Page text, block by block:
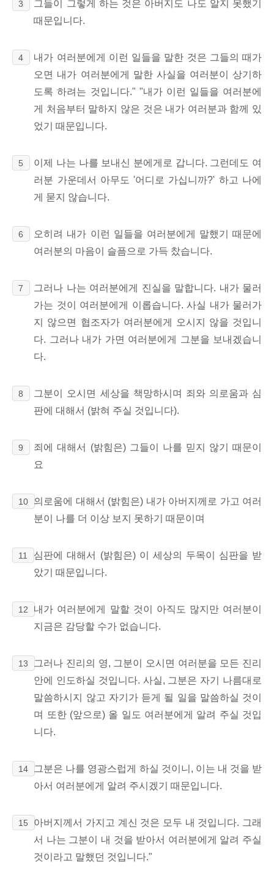
3
그들이 그렇게 하는 것은 아버지도 나도 알지 못했기
때문입니다.
4
내가 여러분에게 이런 일들을 말한 것은 그들의 때가
오면 내가 여러분에게 말한 사실을 여러분이 상기하
도록 하려는 것입니다." "내가 이런 일들을 여러분에
게 처음부터 말하지 않은 것은 내가 여러분과 함께 있
었기 때문입니다.
5
이제 나는 나를 보내신 분에게로 갑니다. 그런데도 여
러분 가운데서 아무도 '어디로 가십니까?' 하고 나에
게 묻지 않습니다.
6
오히려 내가 이런 일들을 여러분에게 말했기 때문에
여러분의 마음이 슬픔으로 가득 찼습니다.
7
그러나 나는 여러분에게 진실을 말합니다. 내가 물러
가는 것이 여러분에게 이롭습니다. 사실 내가 물러가
지 않으면 협조자가 여러분에게 오시지 않을 것입니
다. 그러나 내가 가면 여러분에게 그분을 보내겠습니
다.
8
그분이 오시면 세상을 책망하시며 죄와 의로움과 심
판에 대해서 (밝혀 주실 것입니다).
9
죄에 대해서 (밝힘은) 그들이 나를 믿지 않기 때문이
요
10
의로움에 대해서 (밝힘은) 내가 아버지께로 가고 여러
분이 나를 더 이상 보지 못하기 때문이며
11
심판에 대해서 (밝힘은) 이 세상의 두목이 심판을 받
았기 때문입니다.
12
내가 여러분에게 말할 것이 아직도 많지만 여러분이
지금은 감당할 수가 없습니다.
13
그러나 진리의 영, 그분이 오시면 여러분을 모든 진리
안에 인도하실 것입니다. 사실, 그분은 자기 나름대로
말씀하시지 않고 자기가 듣게 될 일을 말씀하실 것이
며 또한 (앞으로) 올 일도 여러분에게 알려 주실 것입
니다.
14
그분은 나를 영광스럽게 하실 것이니, 이는 내 것을 받
아서 여러분에게 알려 주시겠기 때문입니다.
15
아버지께서 가지고 계신 것은 모두 내 것입니다. 그래
서 나는 그분이 내 것을 받아서 여러분에게 알려 주실
것이라고 말했던 것입니다."